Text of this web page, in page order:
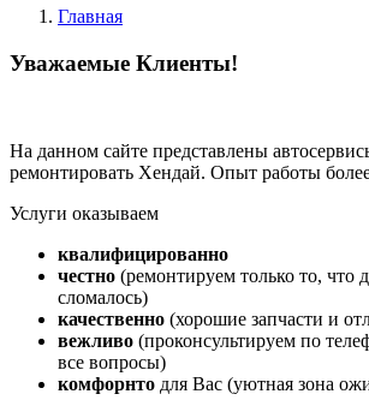
Главная
Уважаемые Клиенты!
На данном сайте представлены
ремонтировать Хендай. Опыт работы
Услуги оказываем
квалифицированно
честно (ремонтируем только то, что
сломалось)
качественно (хорошие запчасти и
вежливо (проконсультируем по
все вопросы)
комфорнто для Вас (уютная зона